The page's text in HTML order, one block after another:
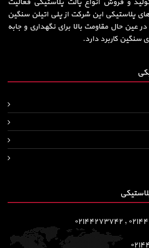
پلاستیکی این شرکت از پلی اتیلن سنگین
عین حال مقاومت بالا برای نگهداری و جابه
سنگین کاربرد دارد.